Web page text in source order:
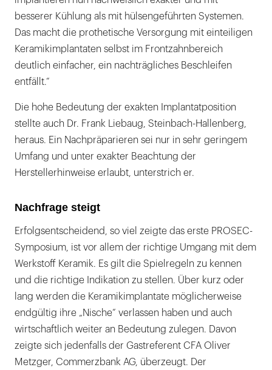
besserer Kühlung als mit hülsengeführten Systemen.
Das macht die prothetische Versorgung mit einteiligen
Keramikimplantaten selbst im Frontzahnbereich
deutlich einfacher, ein nachträgliches Beschleifen
entfällt.“
Die hohe Bedeutung der exakten Implantatposition
stellte auch Dr. Frank Liebaug, Steinbach-Hallenberg,
heraus. Ein Nachpräparieren sei nur in sehr geringem
Umfang und unter exakter Beachtung der
Herstellerhinweise erlaubt, unterstrich er.
Nachfrage steigt
Erfolgsentscheidend, so viel zeigte das erste PROSEC-
Symposium, ist vor allem der richtige Umgang mit dem
Werkstoff Keramik. Es gilt die Spielregeln zu kennen
und die richtige Indikation zu stellen. Über kurz oder
lang werden die Keramikimplantate möglicherweise
endgültig ihre „Nische“ verlassen haben und auch
wirtschaftlich weiter an Bedeutung zulegen. Davon
zeigte sich jedenfalls der Gastreferent CFA Oliver
Metzger, Commerzbank AG, überzeugt. Der